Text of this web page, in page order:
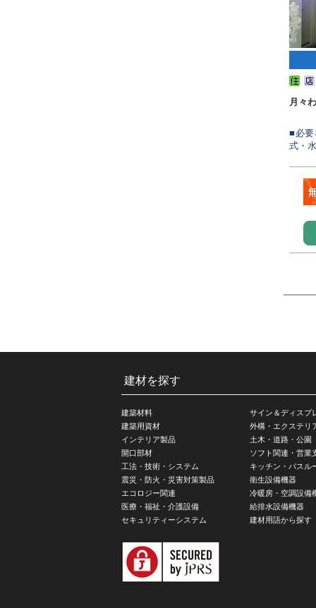
月々
■必要
式・
建材を探す
建築材料
建築用資材
インテリア製品
開口部材
工法・技術・システム
震災・防火・災害対策製品
エコロジー関連
医療・福祉・介護設備
セキュリティーシステム
サイン＆ディスプ
外構・エクステリ
土木・道路・公園
ソフト関連・営業
キッチン・バスル
衛生設備機器
冷暖房・空調設備
給排水設備機器
建材用語から探す